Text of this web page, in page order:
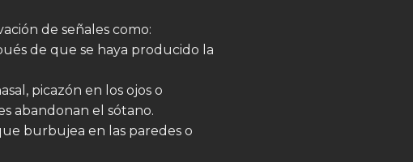
de señales como:
de que se haya producido la
picazón en los ojos o
abandonan el sótano.
burbujea en las paredes o